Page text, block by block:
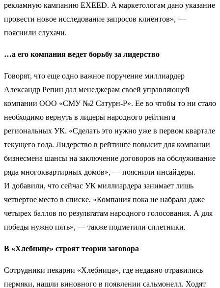
рекламную кампанию EXEED. А маркетологам дано указание
провести новое исследование запросов клиентов», —
пояснили слухачи.
…а его компания ведет борьбу за лидерство
Говорят, что еще одно важное поручение миллиардер
Александр Репин дал менеджерам своей управляющей
компании ООО «СМУ №2 Сатурн-Р». Ее во чтобы то ни стало
необходимо вернуть в лидеры народного рейтинга
региональных УК. «Сделать это нужно уже в первом квартале
текущего года. Лидерство в рейтинге повысит для компании
бизнесмена шансы на заключение договоров на обслуживание
ряда многоквартирных домов», — пояснили инсайдеры.
И добавили, что сейчас УК миллиардера занимает лишь
четвертое место в списке. «Компания пока не набрала даже
четырех баллов по результатам народного голосования. А для
победы нужно пять», — также подметили сплетники.
В «Хлебнице» строят теории заговора
Сотрудники пекарни «Хлебница», где недавно отравились
пермяки, нашли виновного в появлении сальмонелл. Ходят